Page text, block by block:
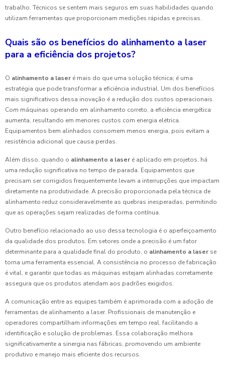
trabalho. Técnicos se sentem mais seguros em suas habilidades quando
utilizam ferramentas que proporcionam medições rápidas e precisas.
Quais são os benefícios do alinhamento a laser
para a eficiência dos projetos?
O alinhamento a laser é mais do que uma solução técnica; é uma
estratégia que pode transformar a eficiência industrial. Um dos benefícios
mais significativos dessa inovação é a redução dos custos operacionais.
Com máquinas operando em alinhamento correto, a eficiência energética
aumenta, resultando em menores custos com energia elétrica.
Equipamentos bem alinhados consomem menos energia, pois evitam a
resistência adicional que causa perdas.
Além disso, quando o alinhamento a laser é aplicado em projetos, há
uma redução significativa no tempo de parada. Equipamentos que
precisam ser corrigidos frequentemente levam a interrupções que impactam
diretamente na produtividade. A precisão proporcionada pela técnica de
alinhamento reduz consideravelmente as quebras inesperadas, permitindo
que as operações sejam realizadas de forma contínua.
Outro benefício relacionado ao uso dessa tecnologia é o aperfeiçoamento
da qualidade dos produtos. Em setores onde a precisão é um fator
determinante para a qualidade final do produto, o alinhamento a laser se
torna uma ferramenta essencial. A consistência no processo de fabricação
é vital, e garantir que todas as máquinas estejam alinhadas corretamente
assegura que os produtos atendam aos padrões exigidos.
A comunicação entre as equipes também é aprimorada com a adoção de
ferramentas de alinhamento a laser. Profissionais de manutenção e
operadores compartilham informações em tempo real, facilitando a
identificação e solução de problemas. Essa colaboração melhora
significativamente a sinergia nas fábricas, promovendo um ambiente
produtivo e manejo mais eficiente dos recursos.